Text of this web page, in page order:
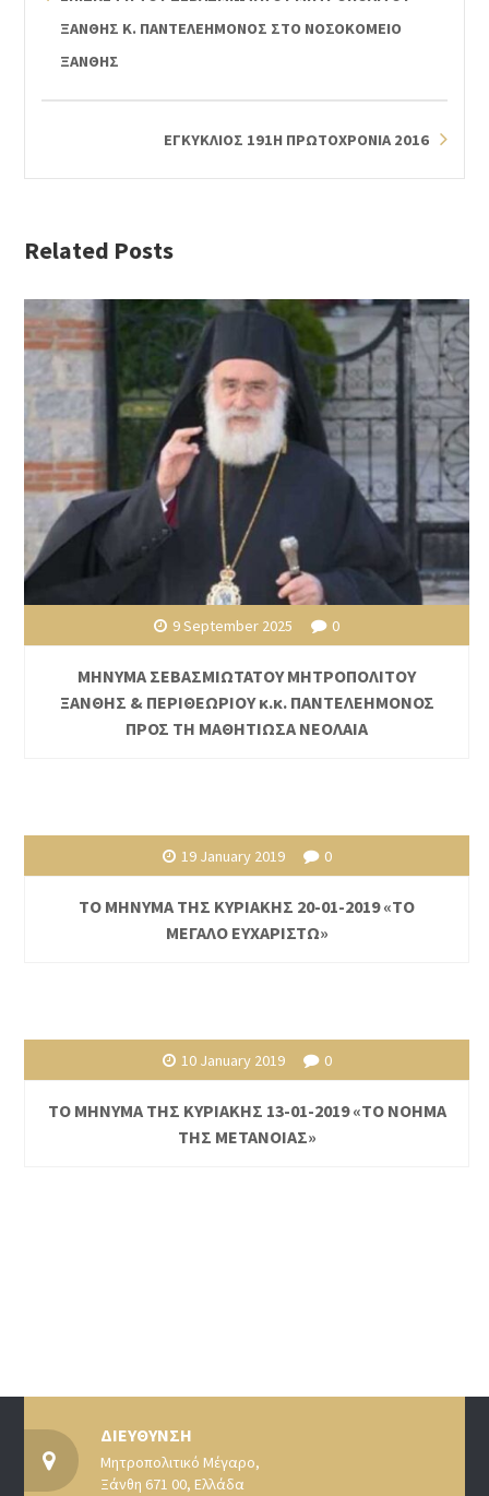
ΞΑΝΘΗΣ Κ. ΠΑΝΤΕΛΕΗΜΟΝΟΣ ΣΤΟ ΝΟΣΟΚΟΜΕΙΟ
ΞΑΝΘΗΣ
ΕΓΚΥΚΛΙΟΣ 191Η ΠΡΩΤΟΧΡΟΝΙΑ 2016
Related Posts
9 September 2025 0
ΜΗΝΥΜΑ ΣΕΒΑΣΜΙΩΤΑΤΟΥ ΜΗΤΡΟΠΟΛΙΤΟΥ
ΞΑΝΘΗΣ & ΠΕΡΙΘΕΩΡΙΟΥ κ.κ. ΠΑΝΤΕΛΕΗΜΟΝΟΣ
ΠΡΟΣ ΤΗ ΜΑΘΗΤΙΩΣΑ ΝΕΟΛΑΙΑ
19 January 2019 0
ΤΟ ΜΗΝΥΜΑ ΤΗΣ ΚΥΡΙΑΚΗΣ 20-01-2019 «ΤΟ
ΜΕΓΑΛΟ ΕΥΧΑΡΙΣΤΩ»
10 January 2019 0
ΤΟ ΜΗΝΥΜΑ ΤΗΣ ΚΥΡΙΑΚΗΣ 13-01-2019 «ΤΟ ΝΟΗΜΑ
ΤΗΣ ΜΕΤΑΝΟΙΑΣ»
ΔΙΕΥΘΥΝΣΗ
Μητροπολιτικό Μέγαρο,
Ξάνθη 671 00, Ελλάδα